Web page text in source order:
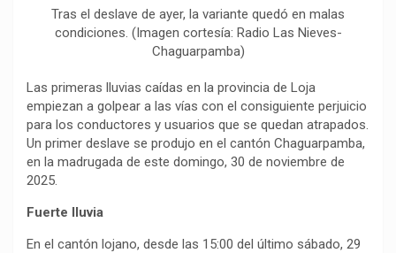
Tras el deslave de ayer, la variante quedó en malas
condiciones. (Imagen cortesía: Radio Las Nieves-
Chaguarpamba)
Las primeras lluvias caídas en la provincia de Loja
empiezan a golpear a las vías con el consiguiente perjuicio
para los conductores y usuarios que se quedan atrapados.
Un primer deslave se produjo en el cantón Chaguarpamba,
en la madrugada de este domingo, 30 de noviembre de
2025.
Fuerte lluvia
En el cantón lojano, desde las 15:00 del último sábado, 29